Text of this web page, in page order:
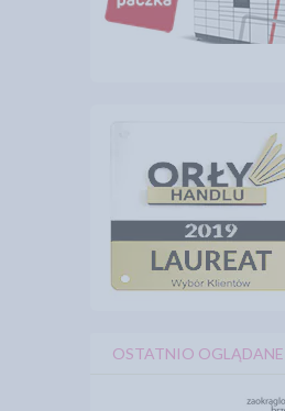
OSTATNIO OGLĄDANE